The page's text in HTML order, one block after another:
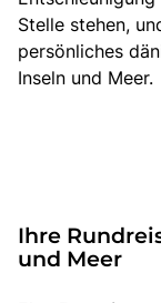
Stelle stehen,
persönliches
Inseln und Meer.
Ihre
und Meer